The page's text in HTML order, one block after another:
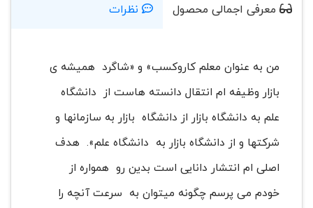
معرفی اجمالی محصول نظرات
من به عنوان معلم کاروكسب» و «شاگرد همیشه ی
بازار وظیفه ام انتقال دانسته هاست از دانشگاه
علم به دانشگاه بازار از دانشگاه بازار به سازمانها و
شرکتها و از دانشگاه بازار به دانشگاه علم». هدف
اصلی ام انتشار دانایی است بدین رو همواره از
خودم می پرسم چگونه میتوان به سرعت آنچه را